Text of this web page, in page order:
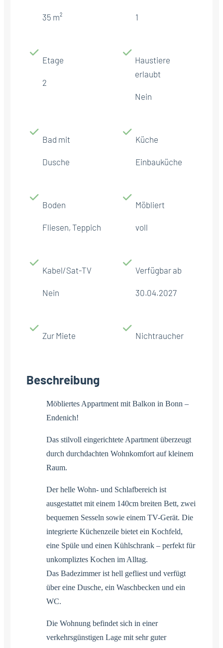
35 m² 1
Etage
2
Haustiere
erlaubt
Nein
Bad mit
Dusche
Küche
Einbauküche
Boden
Fliesen, Teppich
Möbliert
voll
Kabel/Sat-TV
Nein
Verfügbar ab
30.04.2027
Zur Miete Nichtraucher
Beschreibung
Möbliertes Appartment mit Balkon in Bonn –
Endenich!
Das stilvoll eingerichtete Apartment überzeugt
durch durchdachten Wohnkomfort auf kleinem
Raum.
Der helle Wohn- und Schlafbereich ist
ausgestattet mit einem 140cm breiten Bett, zwei
bequemen Sesseln sowie einem TV-Gerät. Die
integrierte Küchenzeile bietet ein Kochfeld,
eine Spüle und einen Kühlschrank – perfekt für
unkompliztes Kochen im Alltag.
Das Badezimmer ist hell gefliest und verfügt
über eine Dusche, ein Waschbecken und ein
WC.
Die Wohnung befindet sich in einer
verkehrsgünstigen Lage mit sehr guter